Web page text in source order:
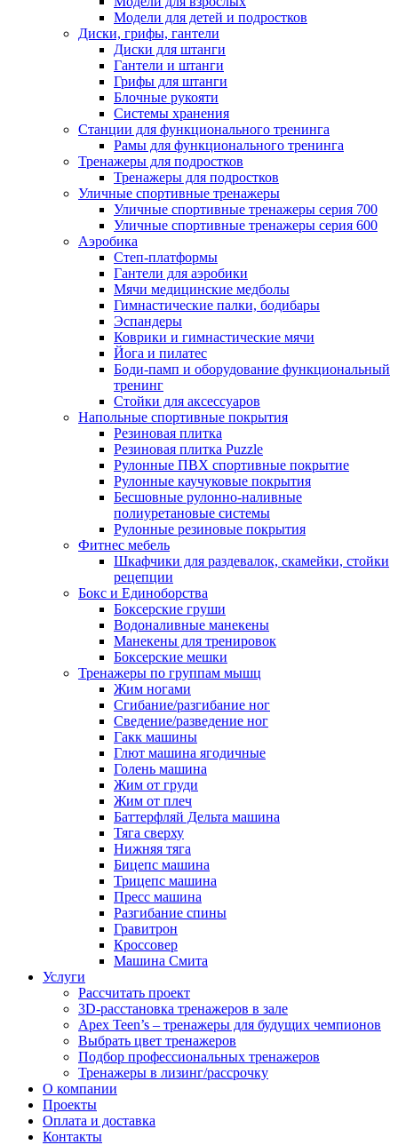
Модели для детей и подростков
Диски, грифы, гантели
Диски для штанги
Гантели и штанги
Грифы для штанги
Блочные рукояти
Системы хранения
Станции для функционального тренинга
Рамы для функционального тренинга
Тренажеры для подростков
Тренажеры для подростков
Уличные спортивные тренажеры
Уличные спортивные тренажеры серия 700
Уличные спортивные тренажеры серия 600
Аэробика
Степ-платформы
Гантели для аэробики
Мячи медицинские медболы
Гимнастические палки, бодибары
Эспандеры
Коврики и гимнастические мячи
Йога и пилатес
Боди-памп и оборудование функциональный
тренинг
Стойки для аксессуаров
Напольные спортивные покрытия
Резиновая плитка
Резиновая плитка Puzzle
Рулонные ПВХ спортивные покрытие
Рулонные каучуковые покрытия
Бесшовные рулонно-наливные
полиуретановые системы
Рулонные резиновые покрытия
Фитнес мебель
Шкафчики для раздевалок, скамейки, стойки
рецепции
Бокс и Единоборства
Боксерские груши
Водоналивные манекены
Манекены для тренировок
Боксерские мешки
Тренажеры по группам мышц
Жим ногами
Сгибание/разгибание ног
Сведение/разведение ног
Гакк машины
Глют машина ягодичные
Голень машина
Жим от груди
Жим от плеч
Баттерфляй Дельта машина
Тяга сверху
Нижняя тяга
Бицепс машина
Трицепс машина
Пресс машина
Разгибание спины
Гравитрон
Кроссовер
Машина Смита
Услуги
Рассчитать проект
3D-расстановка тренажеров в зале
Apex Teen’s – тренажеры для будущих чемпионов
Выбрать цвет тренажеров
Подбор профессиональных тренажеров
Тренажеры в лизинг/рассрочку
О компании
Проекты
Оплата и доставка
Контакты